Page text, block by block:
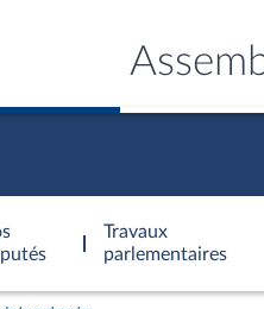
Travaux
parlementaires